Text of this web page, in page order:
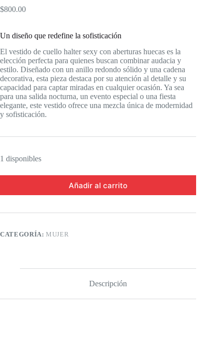
$800.00
Un diseño que redefine la sofisticación
El vestido de cuello halter sexy con aberturas huecas es la
elección perfecta para quienes buscan combinar audacia y
estilo. Diseñado con un anillo redondo sólido y una cadena
decorativa, esta pieza destaca por su atención al detalle y su
capacidad para captar miradas en cualquier ocasión. Ya sea
para una salida nocturna, un evento especial o una fiesta
elegante, este vestido ofrece una mezcla única de modernidad
y sofisticación.
1 disponibles
Añadir al carrito
CATEGORÍA:MUJER
Descripción